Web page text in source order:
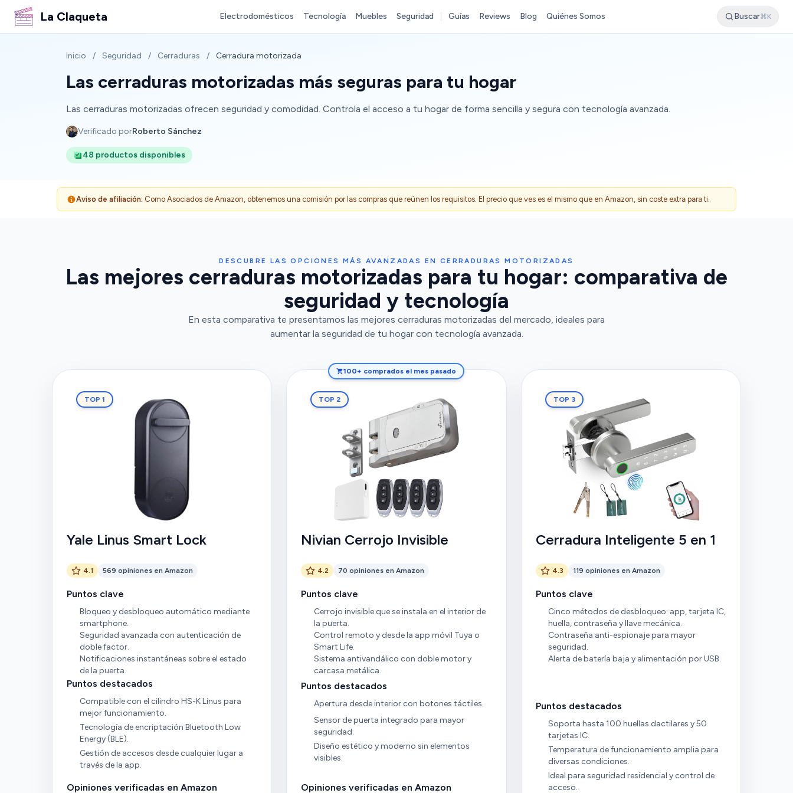
La Claqueta Electrodomésticos Tecnología Muebles Seguridad Guías Reviews Blog Quiénes Somos Buscar⌘K
Inicio / Seguridad / Cerraduras / Cerradura motorizada
Las cerraduras motorizadas más seguras para tu hogar
Las cerraduras motorizadas ofrecen seguridad y comodidad. Controla el acceso a tu hogar de forma sencilla y segura con tecnología avanzada.
Verificado porRoberto Sánchez
48 productos disponibles
Aviso de afiliación: Como Asociados de Amazon, obtenemos una comisión por las compras que reúnen los requisitos. El precio que ves es el mismo que en Amazon, sin coste extra para ti.
DESCUBRE LAS OPCIONES MÁS AVANZADAS EN CERRADURAS MOTORIZADAS
Las mejores cerraduras motorizadas para tu hogar: comparativa de
seguridad y tecnología
En esta comparativa te presentamos las mejores cerraduras motorizadas del mercado, ideales para
aumentar la seguridad de tu hogar con tecnología avanzada.
TOP 1
Yale Linus Smart Lock
4.1 569 opiniones en Amazon
Puntos clave
Bloqueo y desbloqueo automático mediante
smartphone.
Seguridad avanzada con autenticación de
doble factor.
Notificaciones instantáneas sobre el estado
de la puerta.
Puntos destacados
Compatible con el cilindro HS-K Linus para
mejor funcionamiento.
Tecnología de encriptación Bluetooth Low
Energy (BLE).
Gestión de accesos desde cualquier lugar a
través de la app.
Opiniones verificadas en Amazon
100+ comprados el mes pasado
TOP 2
Nivian Cerrojo Invisible
4.2 70 opiniones en Amazon
Puntos clave
Cerrojo invisible que se instala en el interior de
la puerta.
Control remoto y desde la app móvil Tuya o
Smart Life.
Sistema antivandálico con doble motor y
carcasa metálica.
Puntos destacados
Apertura desde interior con botones táctiles.
Sensor de puerta integrado para mayor
seguridad.
Diseño estético y moderno sin elementos
visibles.
Opiniones verificadas en Amazon
TOP 3
Cerradura Inteligente 5 en 1
4.3 119 opiniones en Amazon
Puntos clave
Cinco métodos de desbloqueo: app, tarjeta IC,
huella, contraseña y llave mecánica.
Contraseña anti-espionaje para mayor
seguridad.
Alerta de batería baja y alimentación por USB.
Puntos destacados
Soporta hasta 100 huellas dactilares y 50
tarjetas IC.
Temperatura de funcionamiento amplia para
diversas condiciones.
Ideal para seguridad residencial y control de
acceso.